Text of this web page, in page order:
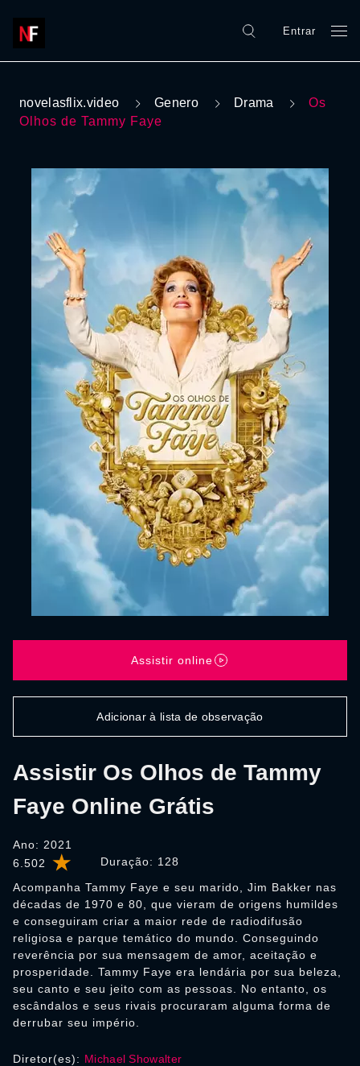
Entrar
novelasflix.video Genero Drama
Os
Olhos de Tammy Faye
6.502 Duração: 128
Assistir Os Olhos de Tammy
Faye Online Grátis
Ano: 2021
Acompanha Tammy Faye e seu marido, Jim Bakker nas
décadas de 1970 e 80, que vieram de origens humildes
e conseguiram criar a maior rede de radiodifusão
religiosa e parque temático do mundo. Conseguindo
reverência por sua mensagem de amor, aceitação e
prosperidade. Tammy Faye era lendária por sua beleza,
seu canto e seu jeito com as pessoas. No entanto, os
escândalos e seus rivais procuraram alguma forma de
derrubar seu império.
Assistir online
Adicionar à lista de observação
Diretor(es): Michael Showalter